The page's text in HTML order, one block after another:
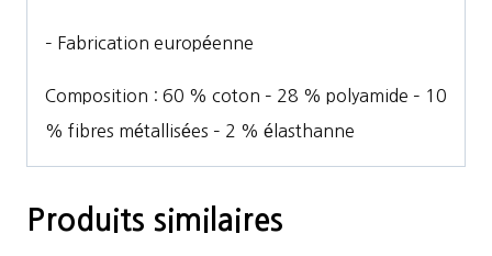
– Fabrication européenne
Composition : 60 % coton – 28 % polyamide – 10
% fibres métallisées – 2 % élasthanne
Produits similaires